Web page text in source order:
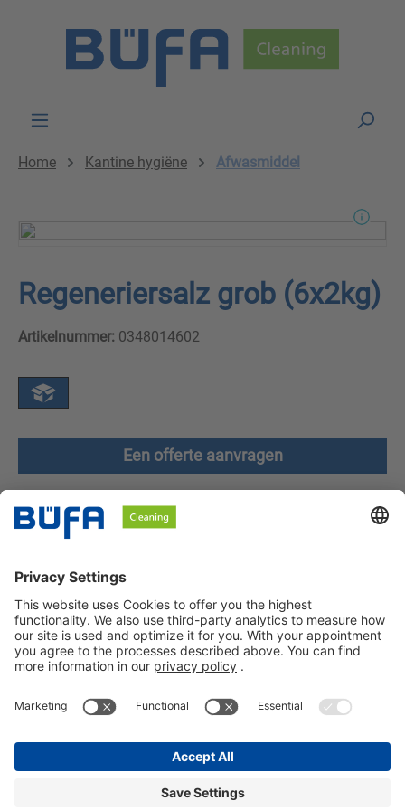
Home Kantine hygiëne Afwasmiddel
Regeneriersalz grob (6x2kg)
Artikelnummer: 0348014602
Een offerte aanvragen
Technische kenmerken
Veiligheidsinstructies
Informatie over